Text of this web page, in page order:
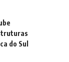
do Sul